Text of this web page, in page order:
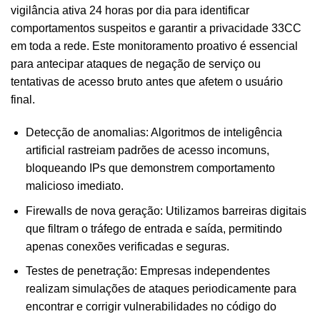
vigilância ativa 24 horas por dia para identificar
comportamentos suspeitos e garantir a privacidade 33CC
em toda a rede. Este monitoramento proativo é essencial
para antecipar ataques de negação de serviço ou
tentativas de acesso bruto antes que afetem o usuário
final.
Detecção de anomalias: Algoritmos de inteligência
artificial rastreiam padrões de acesso incomuns,
bloqueando IPs que demonstrem comportamento
malicioso imediato.
Firewalls de nova geração: Utilizamos barreiras digitais
que filtram o tráfego de entrada e saída, permitindo
apenas conexões verificadas e seguras.
Testes de penetração: Empresas independentes
realizam simulações de ataques periodicamente para
encontrar e corrigir vulnerabilidades no código do